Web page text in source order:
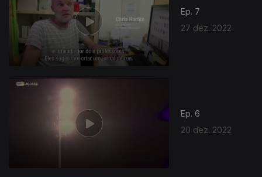
Ep. 7
27 dez. 2022
Ep. 6
20 dez. 2022